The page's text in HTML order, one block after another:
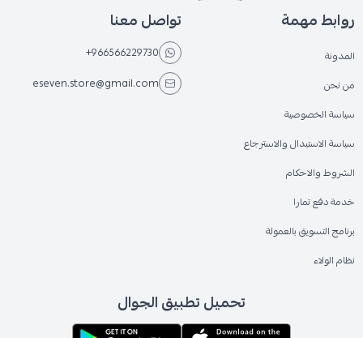
روابط مهمة
المدونة
من نحن
سياسة الخصوصية
سياسة الاستبدال والاسترجاع
الشروط والاحكام
خدمة دفع تمارا
برنامج التسويق بالعمولة
نظام الولاء
تواصل معنا
+966566229730
eseven.store@gmail.com
تحميل تطبيق الجوال